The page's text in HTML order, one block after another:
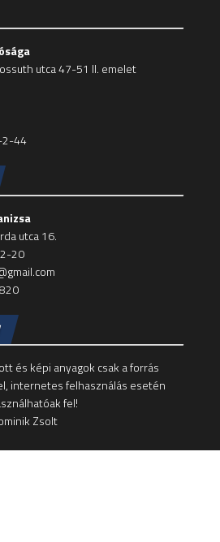
utca 47-51 II. emelet
44
utca 16.
20
és képi anyagok csak a forrás
internetes felhasználás esetén
fel!
Zsolt